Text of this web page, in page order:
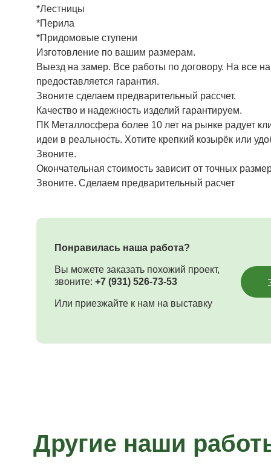
*Лестницы
*Перила
*Придомовые ступени
Изготовление по вашим размерам.
Выезд на замер. Все работы по договору. На все
предоставляется гарантия.
Звоните сделаем предварительный рассчет.
Качество и надежность изделий гарантируем.
ПК Металлосфера более 10 лет на рынке радует
идеи в реальность. Хотите крепкий козырёк или
Звоните.
Окончательная стоимость зависит от точных
Звоните. Сделаем предварительный расчет
Понравилась наша работа?
Вы можете заказать похожий проект,
звоните: +7 (931) 526-73-53
Или приезжайте к нам на выставку
Другие наши